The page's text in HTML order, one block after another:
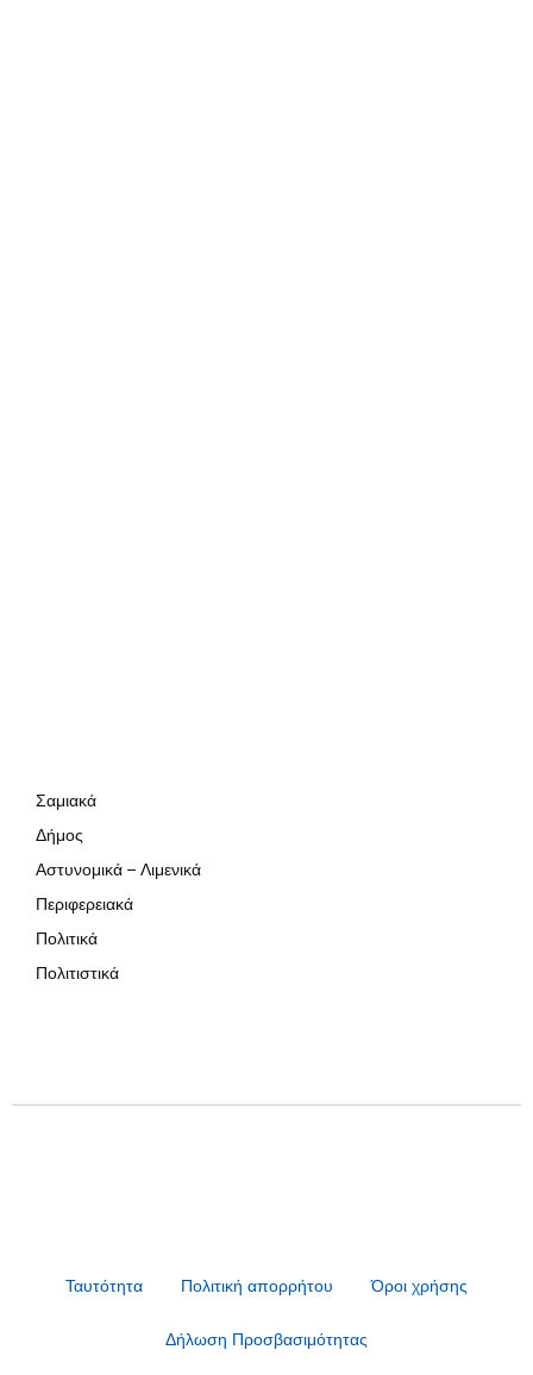
Σαμιακά
Δήμος
Αστυνομικά – Λιμενικά
Περιφερειακά
Πολιτικά
Πολιτιστικά
Ταυτότητα Πολιτική απορρήτου Όροι χρήσης
Δήλωση Προσβασιμότητας